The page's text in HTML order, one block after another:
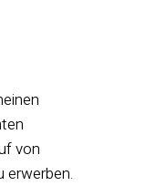
von
erwerben.